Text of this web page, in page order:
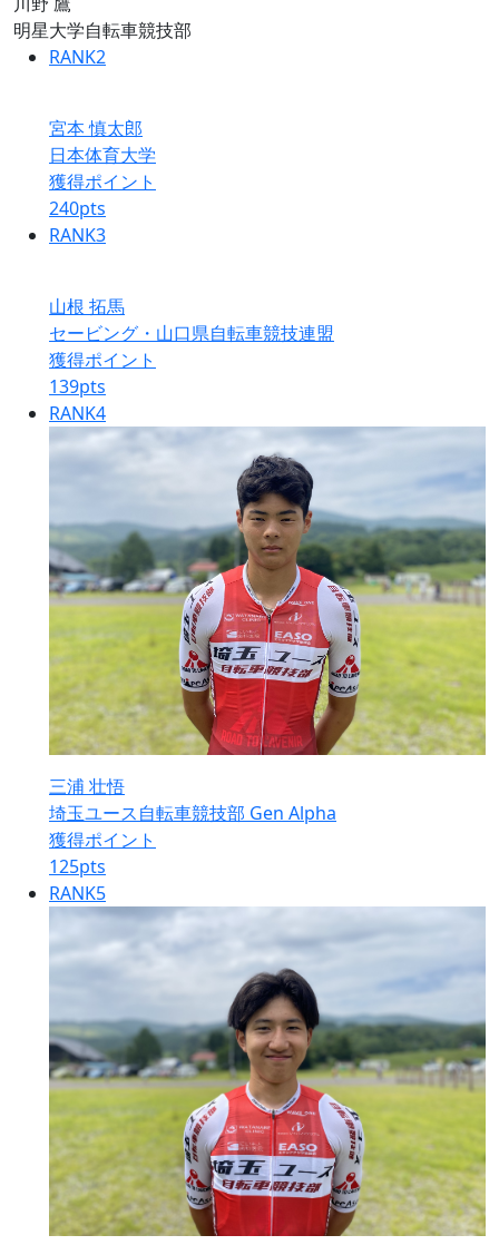
明星大学自転車競技部
RANK2
宮本 慎太郎
日本体育大学
獲得ポイント
240pts
RANK3
山根 拓馬
セービング・山口県自転車競技連盟
獲得ポイント
139pts
RANK4
三浦 壮悟
埼玉ユース自転車競技部 Gen Alpha
獲得ポイント
125pts
RANK5